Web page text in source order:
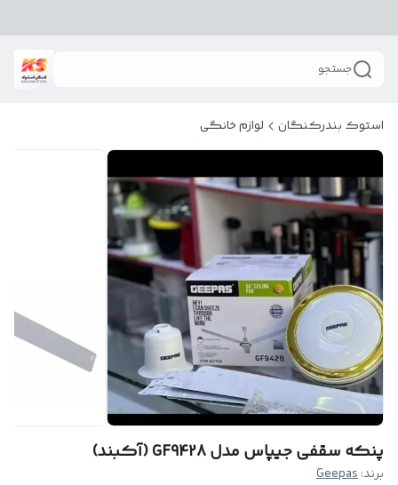
جستجو
استوک بندرکنگان لوازم خانگی
پنکه سقفی جیپاس مدل GF9428 (آکبند)
برند:Geepas